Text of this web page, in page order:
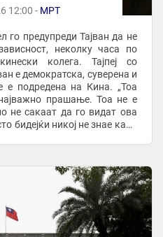
12:00 - МРТ
го предупреди Тајван да не
неколку часа по
колега. Тајпеј со
е демократска, суверена и
е подредена на Кина. „Тоа
прашање. Тоа не е
не сакаат да го видат ова
бидејќи никој не знае како